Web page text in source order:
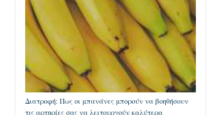
Διατροφή: Πως οι μπανάνες μπορούν να βοηθήσουν
τις αρτηρίες σας να λειτουργούν καλύτερα